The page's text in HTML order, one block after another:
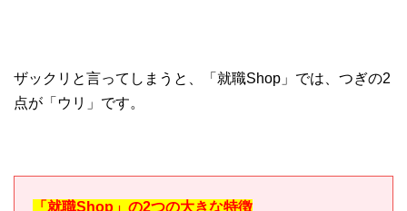
ザックリと言ってしまうと、「就職Shop」では、つぎの2
点が「ウリ」です。
「就職Shop」の2つの大きな特徴